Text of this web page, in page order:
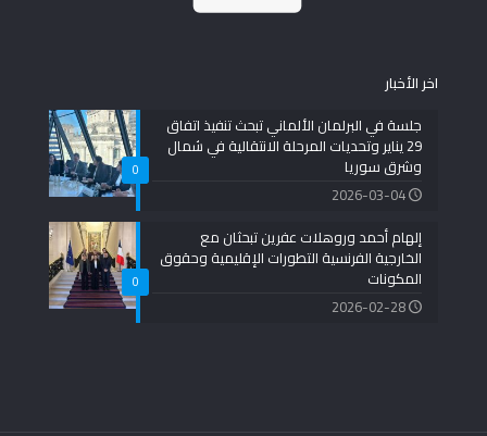
اخر الأخبار
0
جلسة في البرلمان الألماني تبحث تنفيذ اتفاق
29 يناير وتحديات المرحلة الانتقالية في شمال
وشرق سوريا
2026-03-04
0
إلهام أحمد وروهلات عفرين تبحثان مع
الخارجية الفرنسية التطورات الإقليمية وحقوق
المكونات
2026-02-28